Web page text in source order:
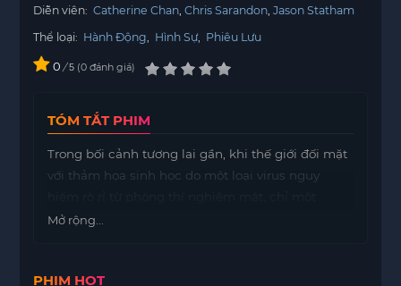
Diễn viên: Catherine Chan Chris Sarandon Jason Statham
Thể loại: Hành Động, Hình Sự, Phiêu Lưu
0 / 5 0 đánh giá
TÓM TẮT PHIM
Trong bối cảnh tương lai gần, khi thế giới đối mặt
với thảm họa sinh học do một loại virus nguy
người duy nhất có thể ngăn chặn sự hủy diệt toàn
con gái anh là một trong những người đầu tiên
Mở rộng...
PHIM HOT